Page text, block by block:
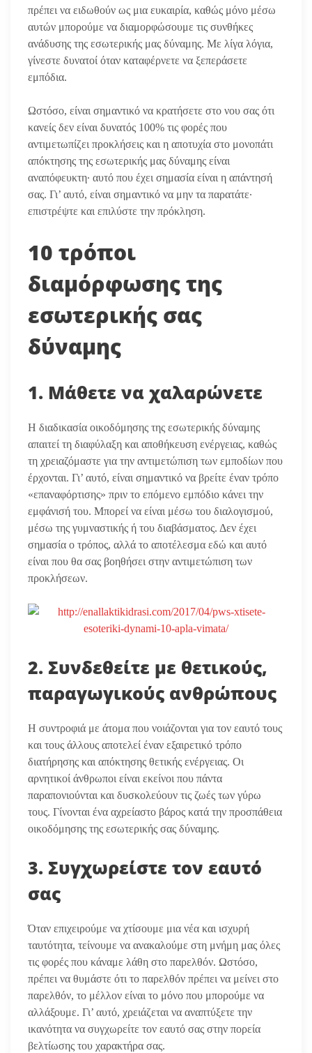
πρέπει να ειδωθούν ως μια ευκαιρία, καθώς μόνο μέσω
αυτών μπορούμε να διαμορφώσουμε τις συνθήκες
ανάδυσης της εσωτερικής μας δύναμης. Με λίγα λόγια,
γίνεστε δυνατοί όταν καταφέρνετε να ξεπεράσετε
εμπόδια.
Ωστόσο, είναι σημαντικό να κρατήσετε στο νου σας ότι
κανείς δεν είναι δυνατός 100% τις φορές που
αντιμετωπίζει προκλήσεις και η αποτυχία στο μονοπάτι
απόκτησης της εσωτερικής μας δύναμης είναι
αναπόφευκτη· αυτό που έχει σημασία είναι η απάντησή
σας. Γι’ αυτό, είναι σημαντικό να μην τα παρατάτε·
επιστρέψτε και επιλύστε την πρόκληση.
10 τρόποι
διαμόρφωσης της
εσωτερικής σας
δύναμης
1. Μάθετε να χαλαρώνετε
Η διαδικασία οικοδόμησης της εσωτερικής δύναμης
απαιτεί τη διαφύλαξη και αποθήκευση ενέργειας, καθώς
τη χρειαζόμαστε για την αντιμετώπιση των εμποδίων που
έρχονται. Γι’ αυτό, είναι σημαντικό να βρείτε έναν τρόπο
«επαναφόρτισης» πριν το επόμενο εμπόδιο κάνει την
εμφάνισή του. Μπορεί να είναι μέσω του διαλογισμού,
μέσω της γυμναστικής ή του διαβάσματος. Δεν έχει
σημασία ο τρόπος, αλλά το αποτέλεσμα εδώ και αυτό
είναι που θα σας βοηθήσει στην αντιμετώπιση των
προκλήσεων.
2. Συνδεθείτε με θετικούς,
παραγωγικούς ανθρώπους
Η συντροφιά με άτομα που νοιάζονται για τον εαυτό τους
και τους άλλους αποτελεί έναν εξαιρετικό τρόπο
διατήρησης και απόκτησης θετικής ενέργειας. Οι
αρνητικοί άνθρωποι είναι εκείνοι που πάντα
παραπονιούνται και δυσκολεύουν τις ζωές των γύρω
τους. Γίνονται ένα αχρείαστο βάρος κατά την προσπάθεια
οικοδόμησης της εσωτερικής σας δύναμης.
3. Συγχωρείστε τον εαυτό
σας
Όταν επιχειρούμε να χτίσουμε μια νέα και ισχυρή
ταυτότητα, τείνουμε να ανακαλούμε στη μνήμη μας όλες
τις φορές που κάναμε λάθη στο παρελθόν. Ωστόσο,
πρέπει να θυμάστε ότι το παρελθόν πρέπει να μείνει στο
παρελθόν, το μέλλον είναι το μόνο που μπορούμε να
αλλάξουμε. Γι’ αυτό, χρειάζεται να αναπτύξετε την
ικανότητα να συγχωρείτε τον εαυτό σας στην πορεία
βελτίωσης του χαρακτήρα σας.